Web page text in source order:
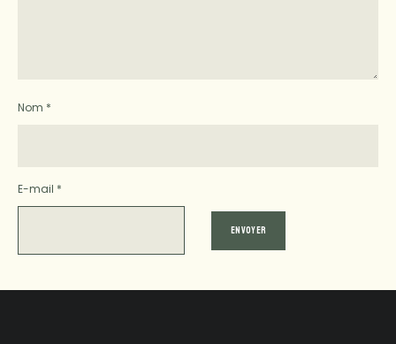
Nom *
E-mail *